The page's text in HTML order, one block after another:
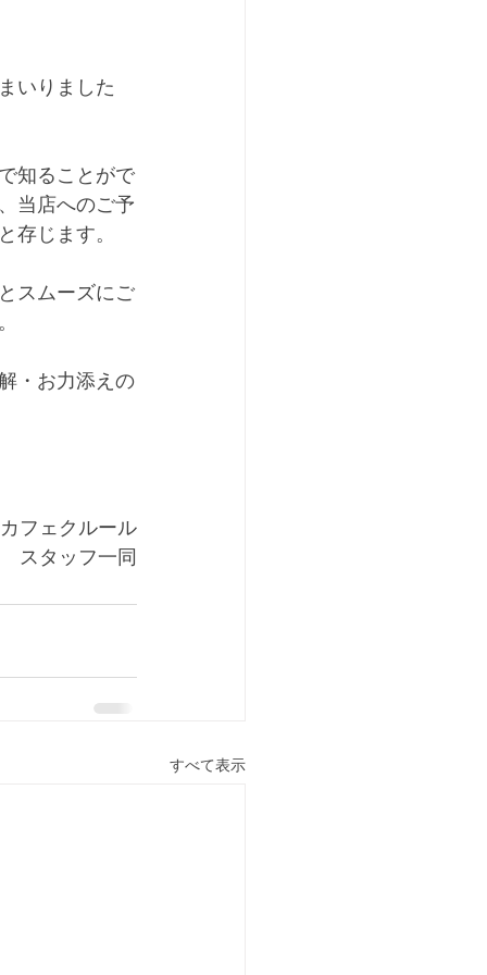
いりました
知ることがで
当店へのご予
存じます。
スムーズにご
・お力添えの
フェクルール
スタッフ一同
すべて表示